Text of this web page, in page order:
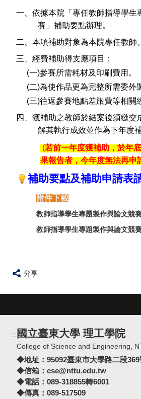
一、依據本院「專任教師指導學生
賽」補助要點辦理。
二、本項補助對象為本院專任教師。
三、經費補助得支應項目：
(一)參賽所需耗材及印刷費用。
(二)為使作品更為完整所需委外
(三)往返參賽地點差旅費等相關
四、獲補助之教師於結案後須繳交
解其執行成效並作為下年度
(若前一年度獲補助，於年
果報告者，今年度無法再申
補助要點及補助申請表
附件下載
教師指導學生專題製作與論文競
教師指導學生專題製作與論文競
分享
::: 國立臺東大學 理工學院
College of Science and Engineering,
◆地址： 95092臺東市大學路二段369
◆信箱： cse@nttu.edu.tw
◆電話：089-318855轉6001
◆傳真：089-517509